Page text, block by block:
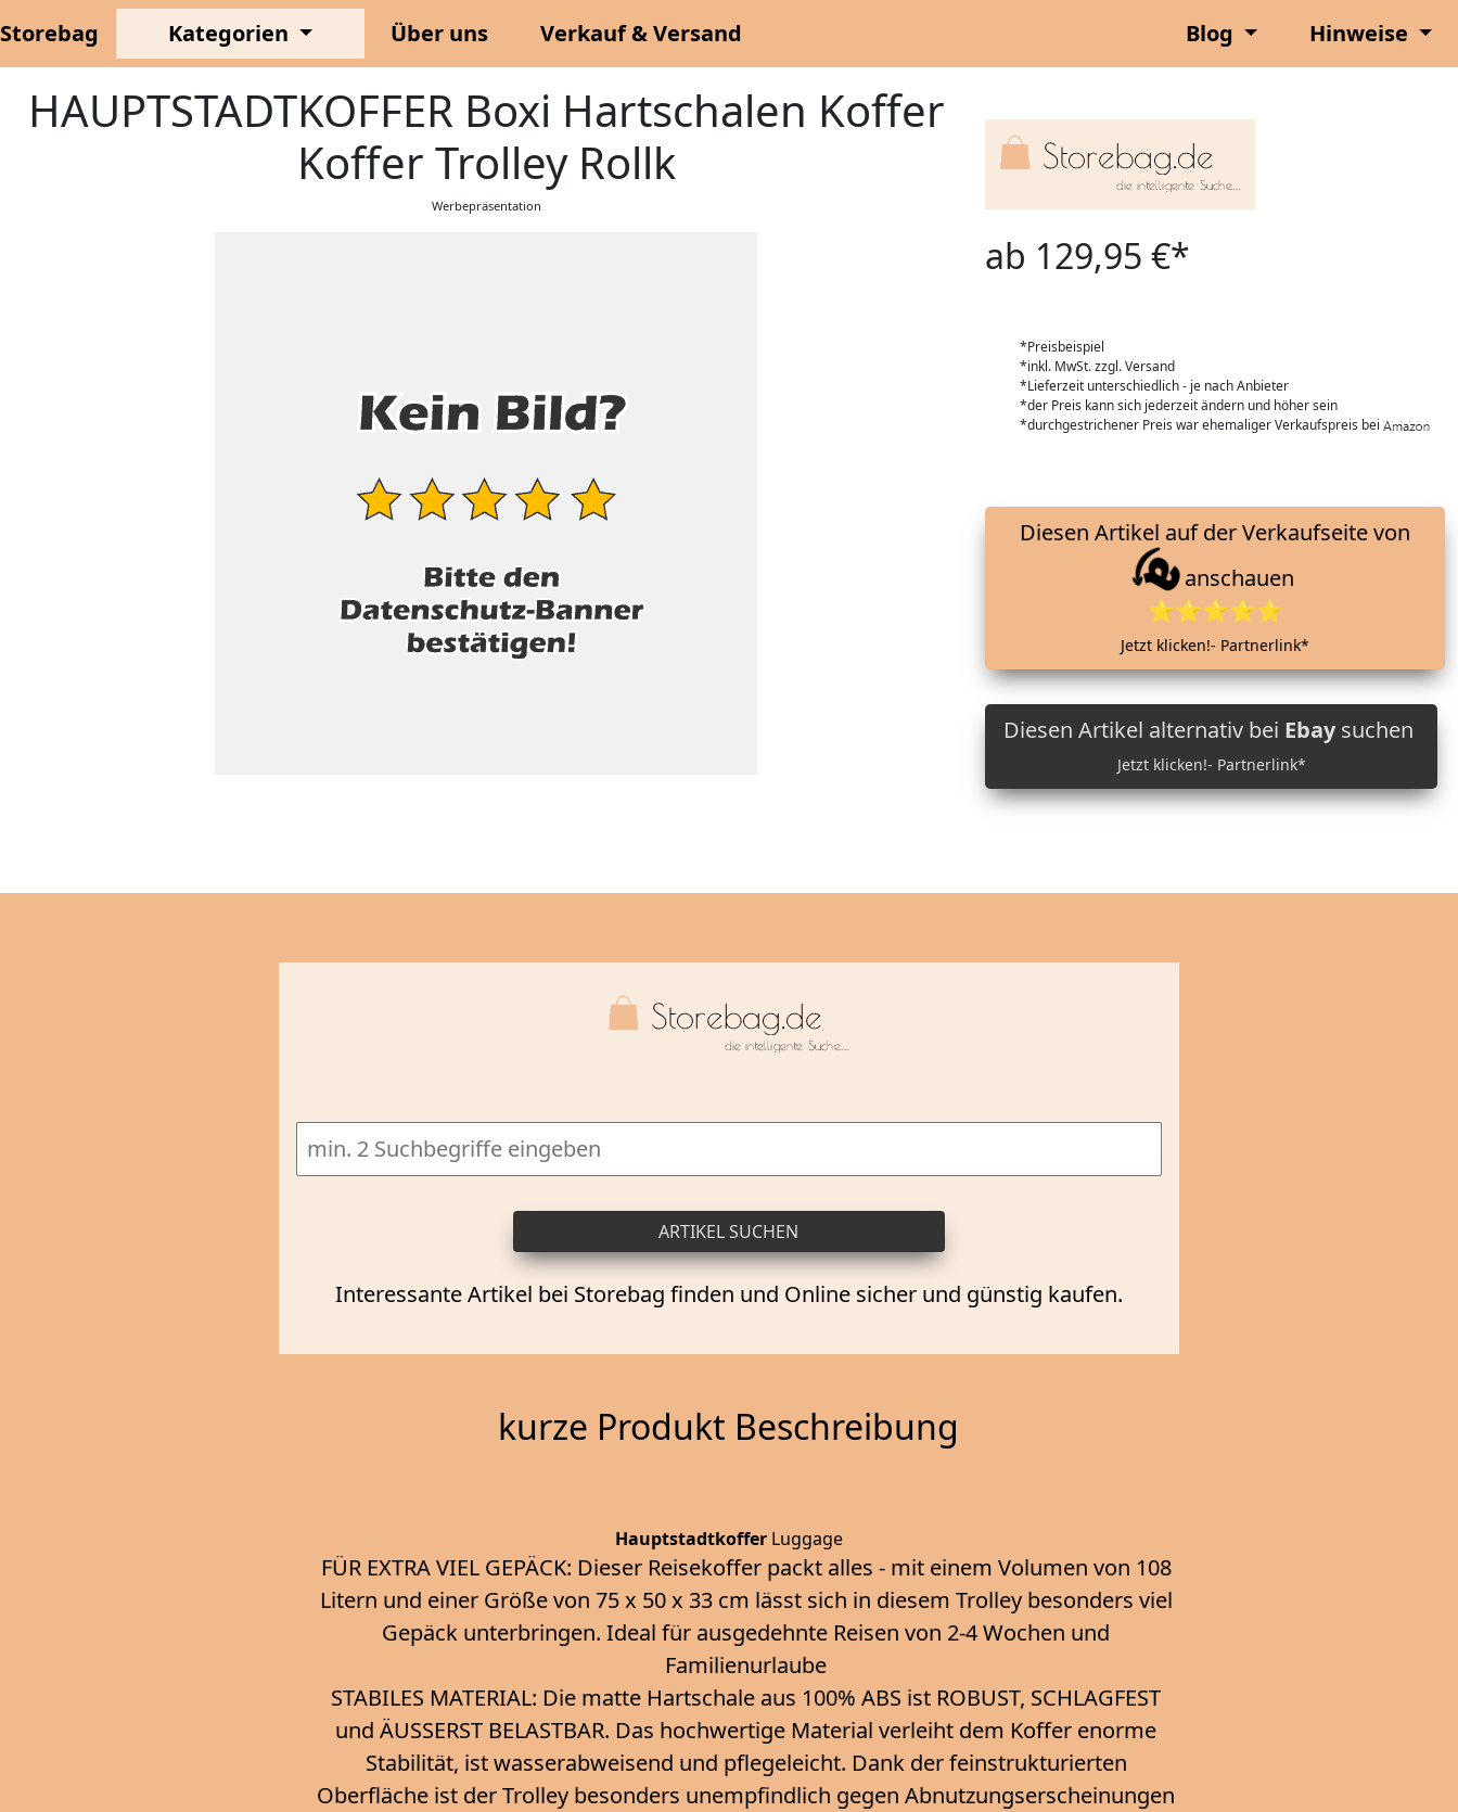
Storebag Kategorien Über uns Verkauf & Versand Blog Hinweise
HAUPTSTADTKOFFER Boxi Hartschalen Koffer
Koffer Trolley Rollk
Werbepräsentation
ab 129,95 €*
*Preisbeispiel
*inkl. MwSt. zzgl. Versand
*Lieferzeit unterschiedlich - je nach Anbieter
*der Preis kann sich jederzeit ändern und höher sein
*durchgestrichener Preis war ehemaliger Verkaufspreis bei
anschauen
⭐⭐⭐⭐⭐
Jetzt klicken!- Partnerlink*
Diesen Artikel alternativ bei Ebaysuchen
Jetzt klicken!- Partnerlink*
Interessante Artikel bei Storebag finden und Online sicher und günstig kaufen.
kurze Produkt Beschreibung
HauptstadtkofferLuggage
FÜR EXTRA VIEL GEPÄCK: Dieser Reisekoffer packt alles - mit einem Volumen von 108
Litern und einer Größe von 75 x 50 x 33 cm lässt sich in diesem Trolley besonders viel
Gepäck unterbringen. Ideal für ausgedehnte Reisen von 2-4 Wochen und
Familienurlaube
STABILES MATERIAL: Die matte Hartschale aus 100% ABS ist ROBUST, SCHLAGFEST
und ÄUSSERST BELASTBAR. Das hochwertige Material verleiht dem Koffer enorme
Stabilität, ist wasserabweisend und pflegeleicht. Dank der feinstrukturierten
Oberfläche ist der Trolley besonders unempfindlich gegen Abnutzungserscheinungen